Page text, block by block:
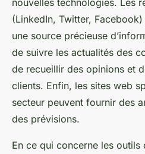
nouvelles technologies. Les
(LinkedIn, Twitter,
une source précieuse
de suivre les actualités des
de recueillir des opinions et
clients. Enfin, les sites web
secteur peuvent fournir des
des prévisions.
En ce qui concerne les outils